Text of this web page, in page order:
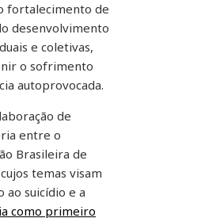
fortalecimento de
desenvolvimento
e coletivas,
o sofrimento
autoprovocada.
de
entre o
Brasileira de
temas visam
ao suicídio e a
como primeiro